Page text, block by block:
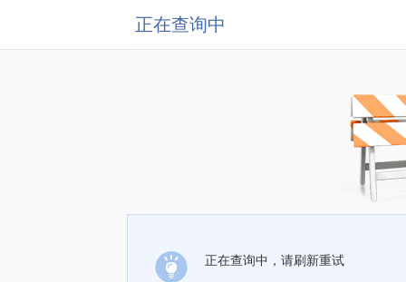
正在查询中
正在查询中，请刷新重试